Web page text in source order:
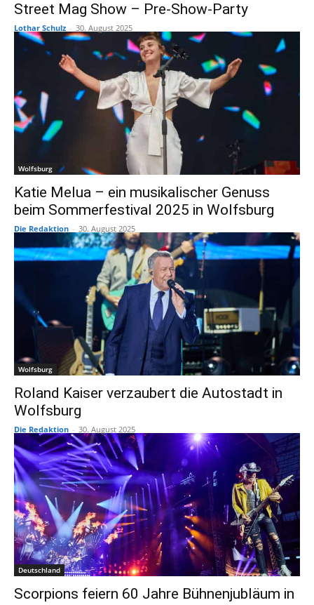
Street Mag Show – Pre-Show-Party
Lothar Schulz - 30. August 2025
Wolfsburg
Katie Melua – ein musikalischer Genuss
beim Sommerfestival 2025 in Wolfsburg
Die Redaktion - 30. August 2025
Wolfsburg
Roland Kaiser verzaubert die Autostadt in
Wolfsburg
Die Redaktion - 30. August 2025
Deutschland
Scorpions feiern 60 Jahre Bühnenjubläum in